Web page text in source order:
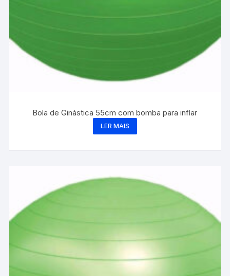
Bola de Ginástica 55cm com bomba para inflar
LER MAIS